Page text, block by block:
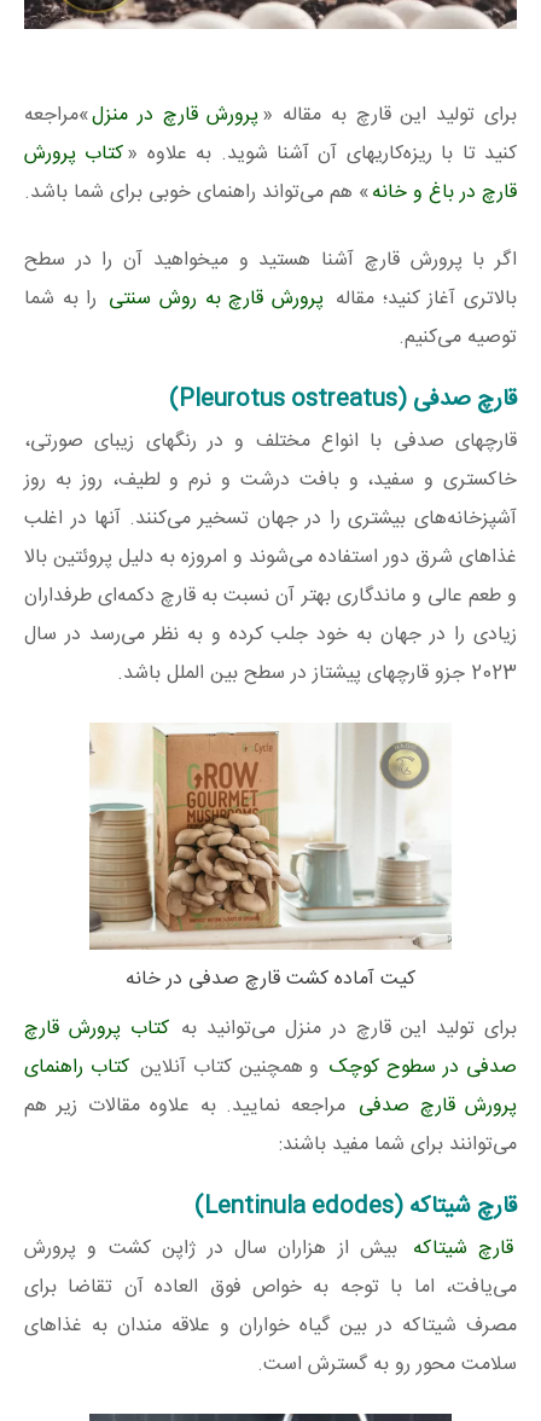
برای تولید این قارچ به مقاله «پرورش قارچ در منزل»مراجعه
کنید تا با ریزه‌کاریهای آن آشنا شوید. به علاوه «کتاب پرورش
قارچ در باغ و خانه» هم می‌تواند راهنمای خوبی برای شما باشد.
اگر با پرورش قارچ آشنا هستید و میخواهید آن را در سطح
بالاتری آغاز کنید؛ مقاله پرورش قارچ به روش سنتی را به شما
توصیه می‌کنیم.
قارچ صدفی (Pleurotus ostreatus)
قارچهای صدفی با انواع مختلف و در رنگهای زیبای صورتی،
خاکستری و سفید، و بافت درشت و نرم و لطیف، روز به روز
آشپزخانه‌های بیشتری را در جهان تسخیر می‌کنند. آنها در اغلب
غذاهای شرق دور استفاده می‌شوند و امروزه به دلیل پروئتین بالا
و طعم عالی و ماندگاری بهتر آن نسبت به قارچ دکمه‌ای طرفداران
زیادی را در جهان به خود جلب کرده و به نظر می‌رسد در سال
2023 جزو قارچهای پیشتاز در سطح بین الملل باشد.
کیت آماده کشت قارچ صدفی در خانه
برای تولید این قارچ در منزل می‌توانید به کتاب پرورش قارچ
صدفی در سطوح کوچک و همچنین کتاب آنلاین کتاب راهنمای
پرورش قارچ صدفی مراجعه نمایید. به علاوه مقالات زیر هم
می‌توانند برای شما مفید باشند:
قارچ شیتاکه (Lentinula edodes)
قارچ شیتاکه بیش از هزاران سال در ژاپن کشت و پرورش
می‌یافت، اما با توجه به خواص فوق العاده آن تقاضا برای
مصرف شیتاکه در بین گیاه خواران و علاقه مندان به غذاهای
سلامت محور رو به گسترش است.